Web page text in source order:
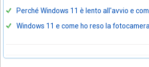
Perché Windows 11 è lento all'avvio e
Windows 11 e come ho reso la